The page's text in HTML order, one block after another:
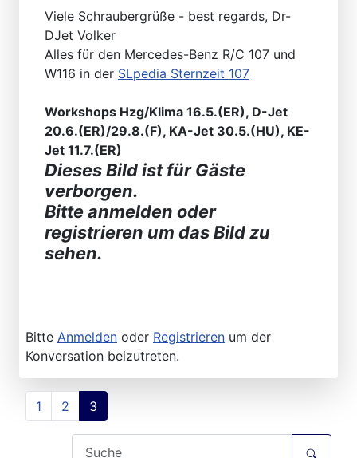
Viele Schraubergrüße - best regards, Dr-
DJet Volker
Alles für den Mercedes-Benz R/C 107 und
W116 in der SLpedia Sternzeit 107
Workshops Hzg/Klima 16.5.(ER), D-Jet
20.6.(ER)/29.8.(F), KA-Jet 30.5.(HU), KE-
Jet 11.7.(ER)
Dieses Bild ist für Gäste
verborgen.
Bitte anmelden oder
registrieren um das Bild zu
sehen.
Bitte Anmelden oder Registrieren um der
Konversation beizutreten.
1 2 3